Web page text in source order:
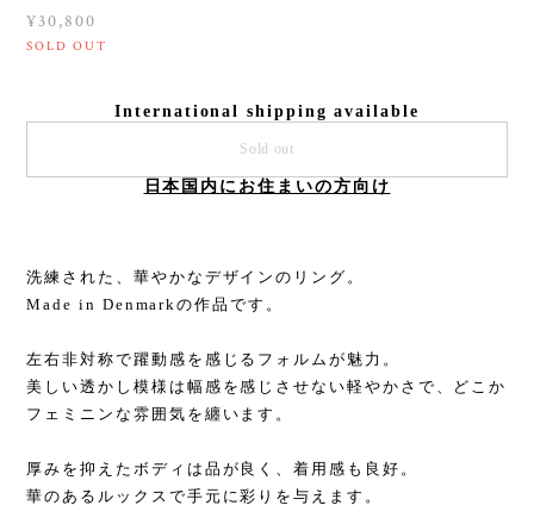
¥30,800
SOLD OUT
International shipping available
Sold out
日本国内にお住まいの方向け
洗練された、華やかなデザインのリング。
Made in Denmarkの作品です。
左右非対称で躍動感を感じるフォルムが魅力。
美しい透かし模様は幅感を感じさせない軽やかさで、どこか
フェミニンな雰囲気を纏います。
厚みを抑えたボディは品が良く、着用感も良好。
華のあるルックスで手元に彩りを与えます。